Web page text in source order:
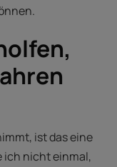
ist das eine
ich nicht einmal,